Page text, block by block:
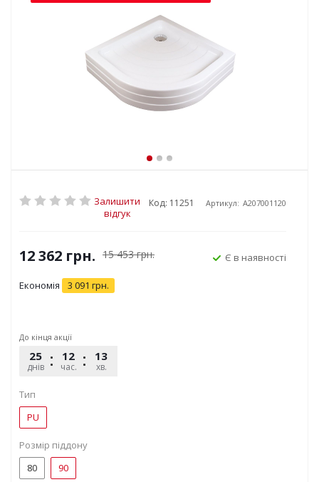
Залишити
відгук
Код: 11251 Артикул: A207001120
12 362 грн. 15 453грн.
Економія 3 091 грн.
Є в наявності
До кінця акції
25
днів
12
час.
13
хв.
Тип
PU
Розмір піддону
80
90